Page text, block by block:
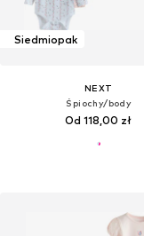
Siedmiopak
NEXT
Śpiochy/body
Od 118,00 zł